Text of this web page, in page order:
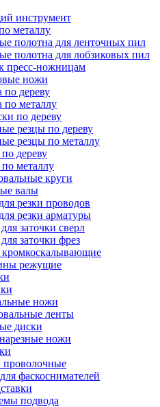
инструмент
металлу
полотна для ленточных пил
полотна для лобзиковых пил
пресс-ножницам
ножи
по дереву
по металлу
по дереву
резцы по дереву
резцы по металлу
дереву
металлу
круги
валы
резки проводов
резки арматуры
заточки сверл
заточки фрез
режущие
ножи
ленты
диски
ножи
фаскоснимателей
подвода